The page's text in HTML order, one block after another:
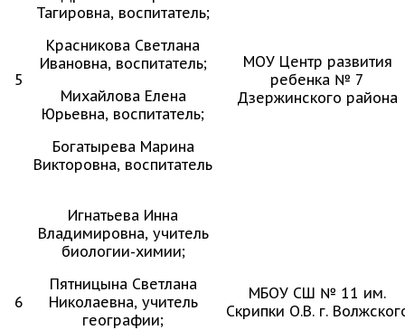
5
Тагировна, воспитатель;
Красникова Светлана
Ивановна, воспитатель;
Михайлова Елена
Юрьевна, воспитатель;
Богатырева Марина
Викторовна, воспитатель
МОУ Центр развития
ребенка № 7
Дзержинского района
6
Игнатьева Инна
Владимировна, учитель
биологии-химии;
Пятницына Светлана
Николаевна, учитель
географии;
МБОУ СШ № 11 им.
Скрипки О.В. г.